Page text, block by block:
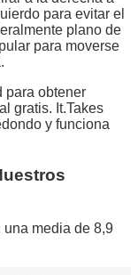
para evitar el
plano de
para moverse
para obtener
gratis. It.Takes
y funciona
media de 8,9